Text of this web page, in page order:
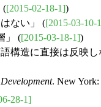
([2015-02-18-1])
ない」 ([2015-03-10-
」 ([2015-03-18-1])
構造に直接は反映し
Development. New York:
28-1]